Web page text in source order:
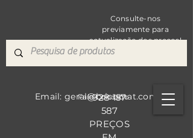
Consulte-nos
previamente para
actualização dos preços!
928 157
587
PREÇOS
Fale Conosco
Email: geral@bricomat.com